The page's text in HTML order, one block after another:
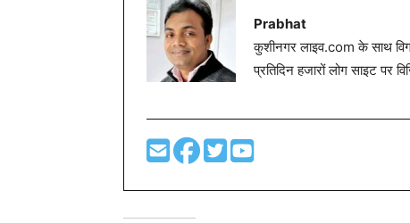
Prabhat
कुशीनगर लाइव.com के साथ
प्रतिदिन हजारों लोग साइट पर